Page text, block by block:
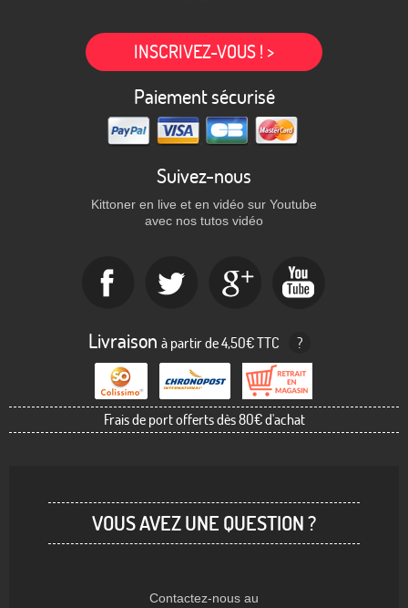
INSCRIVEZ-VOUS ! >
Paiement sécurisé
Suivez-nous
Kittoner en live et en vidéo sur Youtube
avec nos tutos vidéo
Livraison à partir de 4,50€ TTC ?
Frais de port offerts dès 80€ d'achat
VOUS AVEZ UNE QUESTION ?
Contactez-nous au